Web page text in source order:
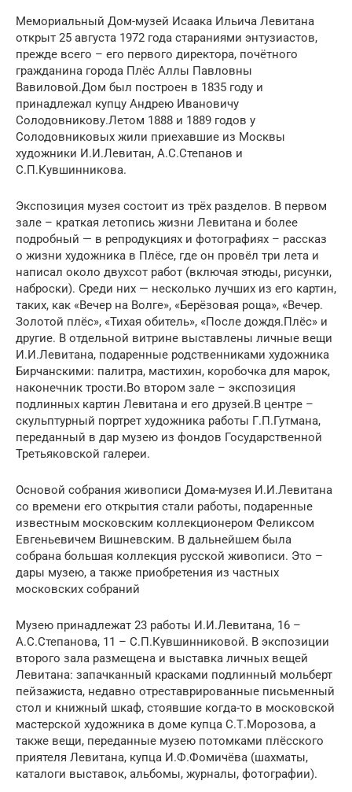
Мемориальный Дом-музей Исаака Ильича Левитана
открыт 25 августа 1972 года стараниями энтузиастов,
прежде всего – его первого директора, почётного
гражданина города Плёс Аллы Павловны
Вавиловой.Дом был построен в 1835 году и
принадлежал купцу Андрею Ивановичу
Солодовникову.Летом 1888 и 1889 годов у
Солодовниковых жили приехавшие из Москвы
художники И.И.Левитан, А.С.Степанов и
С.П.Кувшинникова.
Экспозиция музея состоит из трёх разделов. В первом
зале – краткая летопись жизни Левитана и более
подробный — в репродукциях и фотографиях – рассказ
о жизни художника в Плёсе, где он провёл три лета и
написал около двухсот работ (включая этюды, рисунки,
наброски). Среди них — несколько лучших из его картин,
таких, как «Вечер на Волге», «Берёзовая роща», «Вечер.
Золотой плёс», «Тихая обитель», «После дождя.Плёс» и
другие. В отдельной витрине выставлены личные вещи
И.И.Левитана, подаренные родственниками художника
Бирчанскими: палитра, мастихин, коробочка для марок,
наконечник трости.Во втором зале – экспозиция
подлинных картин Левитана и его друзей.В центре –
скульптурный портрет художника работы Г.П.Гутмана,
переданный в дар музею из фондов Государственной
Третьяковской галереи.
Основой собрания живописи Дома-музея И.И.Левитана
со времени его открытия стали работы, подаренные
известным московским коллекционером Феликсом
Евгеньевичем Вишневским. В дальнейшем была
собрана большая коллекция русской живописи. Это –
дары музею, а также приобретения из частных
московских собраний
Музею принадлежат 23 работы И.И.Левитана, 16 –
А.С.Степанова, 11 – С.П.Кувшинниковой. В экспозиции
второго зала размещена и выставка личных вещей
Левитана: запачканный красками подлинный мольберт
пейзажиста, недавно отреставрированные письменный
стол и книжный шкаф, стоявшие когда-то в московской
мастерской художника в доме купца С.Т.Морозова, а
также вещи, переданные музею потомками плёсского
приятеля Левитана, купца И.Ф.Фомичёва (шахматы,
каталоги выставок, альбомы, журналы, фотографии).